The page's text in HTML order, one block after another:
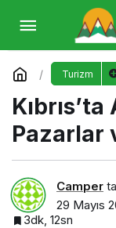
Turizm
Pazarlar
Camper
29 Mayıs
3dk, 12sn
Hediyelikler
Yorum Yap